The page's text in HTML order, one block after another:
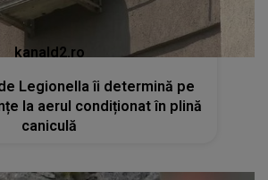
kanald2.ro
Legionella îi determină pe
la aerul condiționat în plină
caniculă